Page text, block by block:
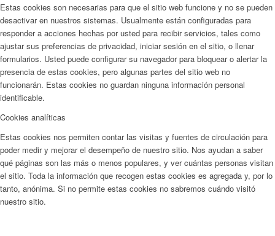
Estas cookies son necesarias para que el sitio web funcione y no se pueden
desactivar en nuestros sistemas. Usualmente están configuradas para
responder a acciones hechas por usted para recibir servicios, tales como
ajustar sus preferencias de privacidad, iniciar sesión en el sitio, o llenar
formularios. Usted puede configurar su navegador para bloquear o alertar la
presencia de estas cookies, pero algunas partes del sitio web no
funcionarán. Estas cookies no guardan ninguna información personal
identificable.
Cookies analíticas
Estas cookies nos permiten contar las visitas y fuentes de circulación para
poder medir y mejorar el desempeño de nuestro sitio. Nos ayudan a saber
qué páginas son las más o menos populares, y ver cuántas personas visitan
el sitio. Toda la información que recogen estas cookies es agregada y, por lo
tanto, anónima. Si no permite estas cookies no sabremos cuándo visitó
nuestro sitio.